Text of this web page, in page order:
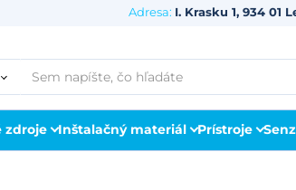
Adresa: I. Krasku 1, 934 01
zdroje Inštalačný materiál Prístroje